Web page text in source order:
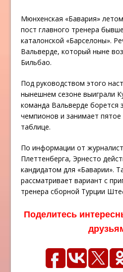
Мюнхенская «Бавария»
пост главного тренера
каталонской «Барселоны».
Вальверде, который ныне
Бильбао.
Под руководством этого
нынешнем сезоне выиграли
команда Вальверде борется
чемпионов и занимает
таблице.
По информации от
Плеттенберга, Эрнесто
кандидатом для «Баварии».
рассматривает вариант с
тренера сборной Турции
Поделитесь